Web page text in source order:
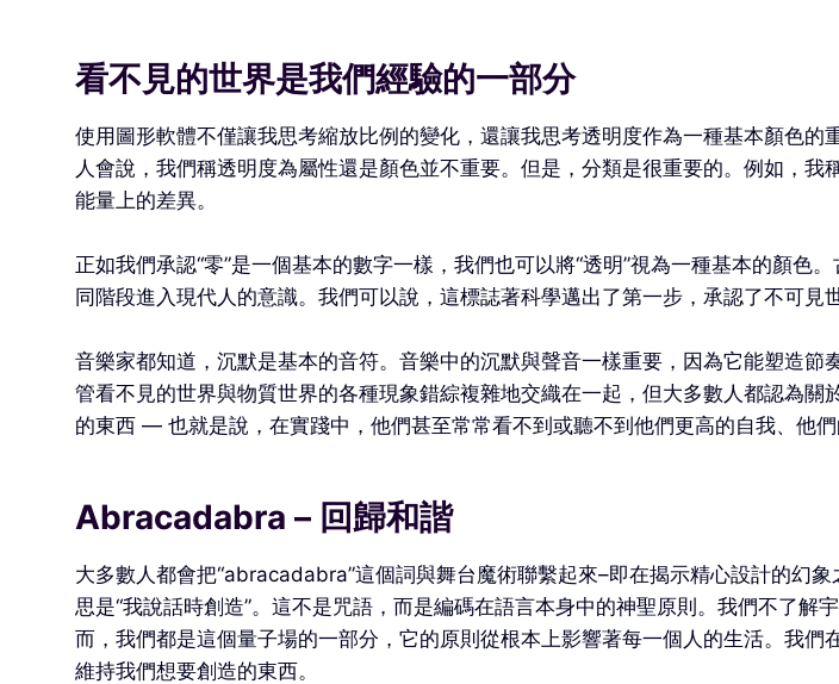
看不見的世界是我們經驗的一部分
使用圖形軟體不僅讓我思考縮放比例的變化，還讓我思考透明度作為一種基本顏色
人會說，我們稱透明度為屬性還是顏色並不重要。但是，分類是很重要的。例如，
能量上的差異。
正如我們承認“零”是一個基本的數字一樣，我們也可以將“透明”視為一種基本的顏
同階段進入現代人的意識。我們可以說，這標誌著科學邁出了第一步，承認了不可見
音樂家都知道，沉默是基本的音符。音樂中的沉默與聲音一樣重要，因為它能塑造
管看不見的世界與物質世界的各種現象錯綜複雜地交織在一起，但大多數人都認為
的東西 — 也就是說，在實踐中，他們甚至常常看不到或聽不到他們更高的自我、他們
Abracadabra – 回歸和諧
大多數人都會把“abracadabra”這個詞與舞台魔術聯繫起來–即在揭示精心設計的幻
思是“我說話時創造”。這不是咒語，而是編碼在語言本身中的神聖原則。我們不了
而，我們都是這個量子場的一部分，它的原則從根本上影響著每一個人的生活。我
維持我們想要創造的東西。